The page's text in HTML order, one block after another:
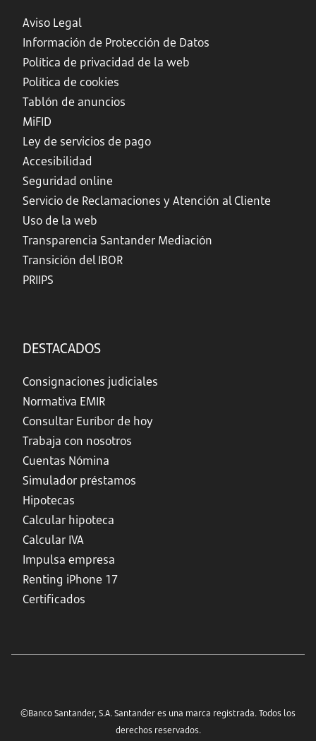
Aviso Legal
Información de Protección de Datos
Política de privacidad de la web
Política de cookies
Tablón de anuncios
MiFID
Ley de servicios de pago
Accesibilidad
Seguridad online
Servicio de Reclamaciones y Atención al Cliente
Uso de la web
Transparencia Santander Mediación
Transición del IBOR
PRIIPS
DESTACADOS
Consignaciones judiciales
Normativa EMIR
Consultar Euríbor de hoy
Trabaja con nosotros
Cuentas Nómina
Simulador préstamos
Hipotecas
Calcular hipoteca
Calcular IVA
Impulsa empresa
Renting iPhone 17
Certificados
©Banco Santander, S.A. Santander es una marca registrada. Todos los
derechos reservados.